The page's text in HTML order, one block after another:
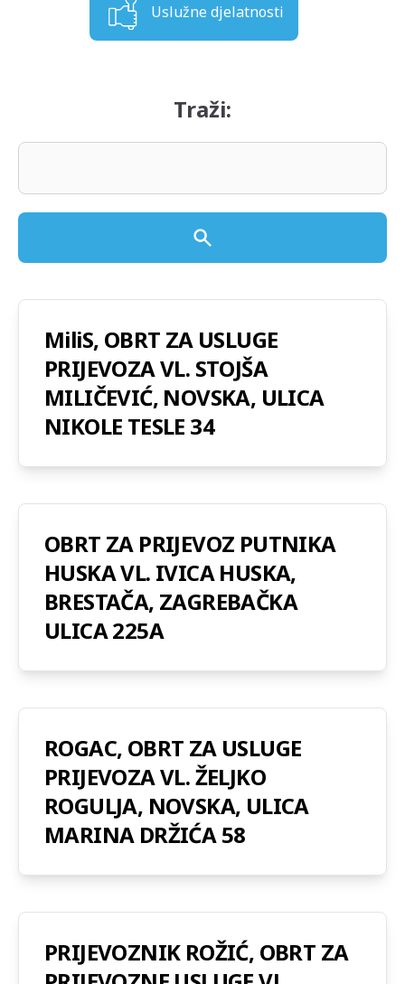
Uslužne djelatnosti
Traži:
MiliS, OBRT ZA USLUGE
PRIJEVOZA VL. STOJŠA
MILIČEVIĆ, NOVSKA, ULICA
NIKOLE TESLE 34
OBRT ZA PRIJEVOZ PUTNIKA
HUSKA VL. IVICA HUSKA,
BRESTAČA, ZAGREBAČKA
ULICA 225A
ROGAC, OBRT ZA USLUGE
PRIJEVOZA VL. ŽELJKO
ROGULJA, NOVSKA, ULICA
MARINA DRŽIĆA 58
PRIJEVOZNIK ROŽIĆ, OBRT ZA